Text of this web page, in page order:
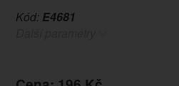
Kód: E4681